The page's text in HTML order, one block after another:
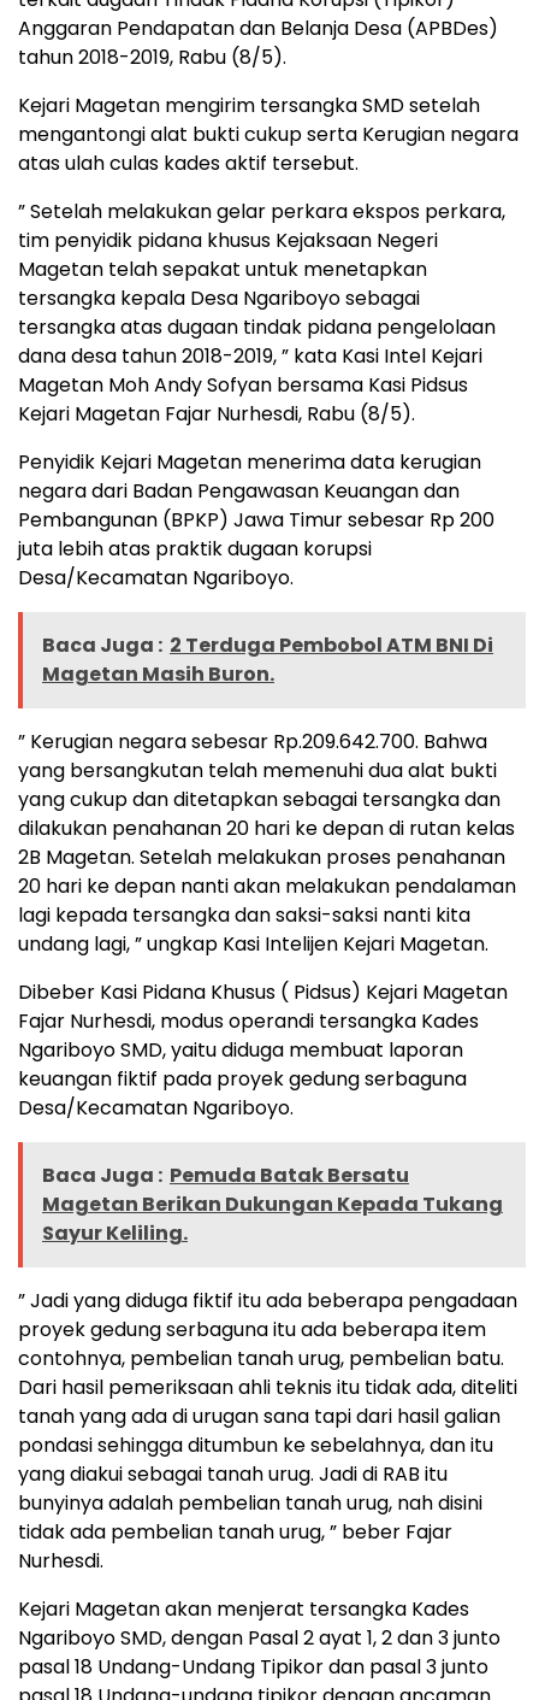
Anggaran Pendapatan dan Belanja Desa (APBDes)
tahun 2018-2019, Rabu (8/5).
Kejari Magetan mengirim tersangka SMD setelah
mengantongi alat bukti cukup serta Kerugian negara
atas ulah culas kades aktif tersebut.
” Setelah melakukan gelar perkara ekspos perkara,
tim penyidik pidana khusus Kejaksaan Negeri
Magetan telah sepakat untuk menetapkan
tersangka kepala Desa Ngariboyo sebagai
tersangka atas dugaan tindak pidana pengelolaan
dana desa tahun 2018-2019, ” kata Kasi Intel Kejari
Magetan Moh Andy Sofyan bersama Kasi Pidsus
Kejari Magetan Fajar Nurhesdi, Rabu (8/5).
Penyidik Kejari Magetan menerima data kerugian
negara dari Badan Pengawasan Keuangan dan
Pembangunan (BPKP) Jawa Timur sebesar Rp 200
juta lebih atas praktik dugaan korupsi
Desa/Kecamatan Ngariboyo.
Baca Juga : 2 Terduga Pembobol ATM BNI Di
Magetan Masih Buron.
” Kerugian negara sebesar Rp.209.642.700. Bahwa
yang bersangkutan telah memenuhi dua alat bukti
yang cukup dan ditetapkan sebagai tersangka dan
dilakukan penahanan 20 hari ke depan di rutan kelas
2B Magetan. Setelah melakukan proses penahanan
20 hari ke depan nanti akan melakukan pendalaman
lagi kepada tersangka dan saksi-saksi nanti kita
undang lagi, ” ungkap Kasi Intelijen Kejari Magetan.
Dibeber Kasi Pidana Khusus ( Pidsus) Kejari Magetan
Fajar Nurhesdi, modus operandi tersangka Kades
Ngariboyo SMD, yaitu diduga membuat laporan
keuangan fiktif pada proyek gedung serbaguna
Desa/Kecamatan Ngariboyo.
Baca Juga : Pemuda Batak Bersatu
Magetan Berikan Dukungan Kepada Tukang
Sayur Keliling.
” Jadi yang diduga fiktif itu ada beberapa pengadaan
proyek gedung serbaguna itu ada beberapa item
contohnya, pembelian tanah urug, pembelian batu.
Dari hasil pemeriksaan ahli teknis itu tidak ada, diteliti
tanah yang ada di urugan sana tapi dari hasil galian
pondasi sehingga ditumbun ke sebelahnya, dan itu
yang diakui sebagai tanah urug. Jadi di RAB itu
bunyinya adalah pembelian tanah urug, nah disini
tidak ada pembelian tanah urug, ” beber Fajar
Nurhesdi.
Kejari Magetan akan menjerat tersangka Kades
Ngariboyo SMD, dengan Pasal 2 ayat 1, 2 dan 3 junto
pasal 18 Undang-Undang Tipikor dan pasal 3 junto